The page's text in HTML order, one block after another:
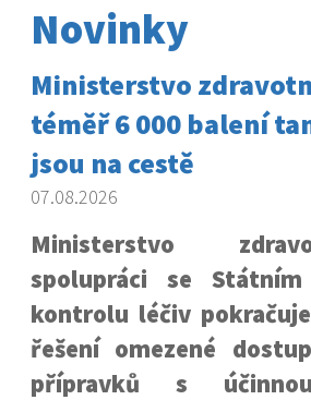
Novinky
Ministerstvo
téměř 6 000 balení
jsou na cestě
07.08.2026
Ministerstvo
spolupráci se
kontrolu léčiv
řešení omezené
přípravků s